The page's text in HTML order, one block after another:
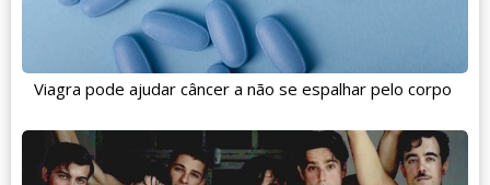
Viagra pode ajudar câncer a não se espalhar pelo corpo